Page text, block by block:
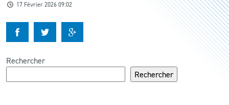
KIDS
17 Février 2026 09:02
Rechercher
Rechercher